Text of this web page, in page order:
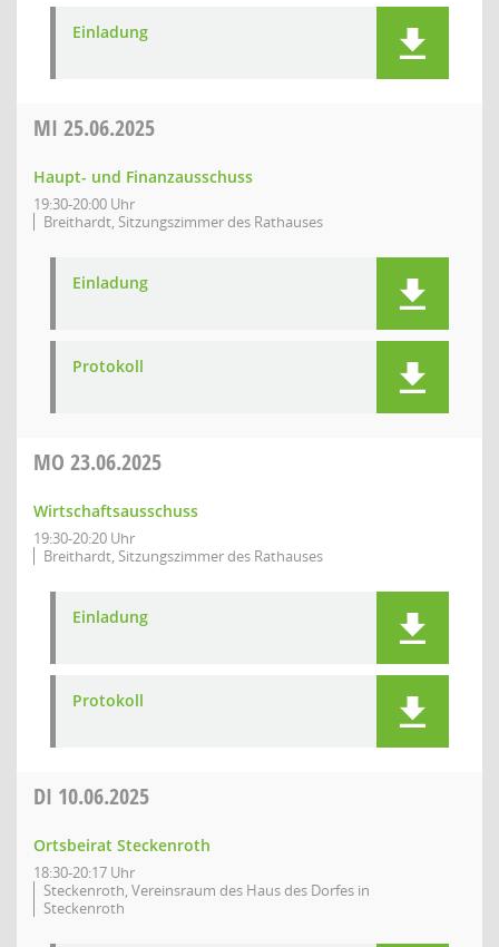
Einladung
MI 25.06.2025
Haupt- und Finanzausschuss
19:30-20:00 Uhr
Breithardt, Sitzungszimmer des Rathauses
Einladung
Protokoll
MO 23.06.2025
Wirtschaftsausschuss
19:30-20:20 Uhr
Breithardt, Sitzungszimmer des Rathauses
Einladung
Protokoll
DI 10.06.2025
Ortsbeirat Steckenroth
18:30-20:17 Uhr
Steckenroth, Vereinsraum des Haus des Dorfes in
Steckenroth